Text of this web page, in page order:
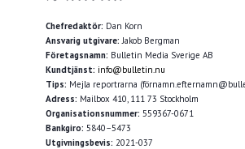
Chefredaktör: Dan Korn
Ansvarig utgivare:Jakob Bergman
Företagsnamn: Bulletin Media Sverige AB
Kundtjänst: info@bulletin.nu
Tips: Mejla reportrarna
Adress: Mailbox 410, 111 73 Stockholm
Organisationsnummer: 559367-0671
Bankgiro: 5840–5473
Utgivningsbevis: 2021-037